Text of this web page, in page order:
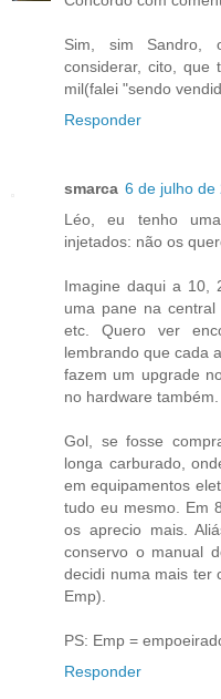
Sim, sim Sandro,
considerar, cito, que
mil(falei "sendo
Responder
smarca 6 de julho de
Léo, eu tenho
injetados: não os
Imagine daqui a 10,
uma pane na central
etc. Quero ver
lembrando que cada
fazem um upgrade
no hardware também.
Gol, se fosse
longa carburado,
em equipamentos
tudo eu mesmo. Em
os aprecio mais.
conservo o manual
decidi numa mais ter
Emp).
PS: Emp =
Responder